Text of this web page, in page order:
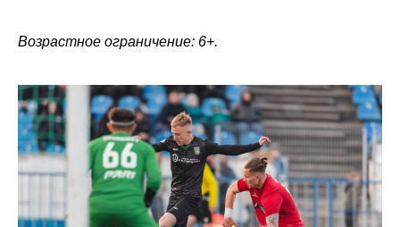
Возрастное ограничение: 6+.